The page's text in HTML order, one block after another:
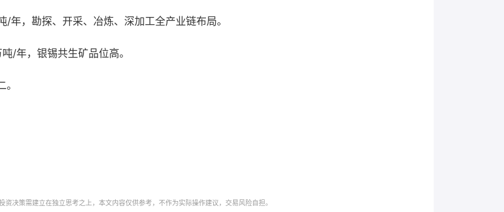
年，勘探、开采、冶炼、深加工全产业链布局。
/年，银锡共生矿品位高。
决策需建立在独立思考之上，本文内容仅供参考，不作为实际操作建议，交易风险自担。